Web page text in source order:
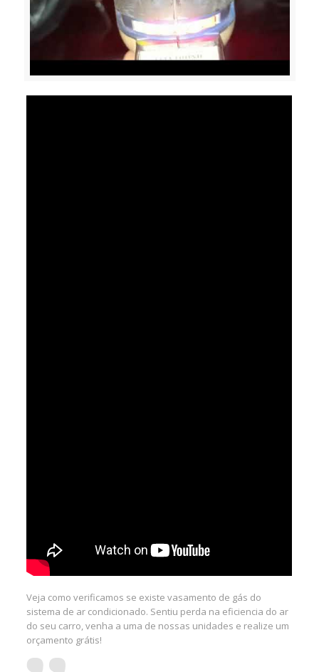
Veja como verificamos se existe vasamento de gás do
sistema de ar condicionado. Sentiu perda na eficiencia do ar
do seu carro, venha a uma de nossas unidades e realize um
orçamento grátis!